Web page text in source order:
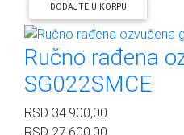
DODAJTE U KORPU
Ručno rađena
SG022SMCE
RSD 34.900,00